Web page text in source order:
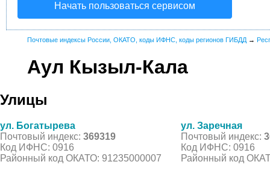
Начать пользоваться сервисом
Почтовые индексы России, ОКАТО, коды ИФНС, коды регионов ГИБДД →
Аул Кызыл-Кала
Улицы
ул. Богатырева
Почтовый индекс: 369319
Код ИФНС: 0916
Районный код ОКАТО: 91235000007
ул. Заречная
Почтовый индекс:
Код ИФНС: 0916
Районный код